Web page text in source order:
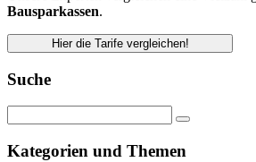
Bausparkassen.
Hier die Tarife vergleichen!
Suche
Kategorien und Themen